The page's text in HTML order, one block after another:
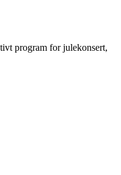
program for julekonsert,